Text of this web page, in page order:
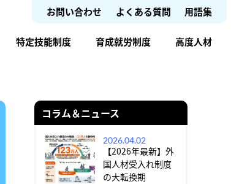
お問い合わせ よくある質問 用語集
特定技能制度 育成就労制度 高度人材
コラム＆ニュース
2026.04.02
【2026年最新】外
国人材受入れ制度
の大転換期